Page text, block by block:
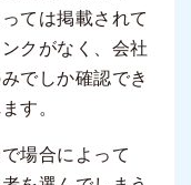
ては掲載されて
クがなく、会社
でしか確認でき
す。
場合によって